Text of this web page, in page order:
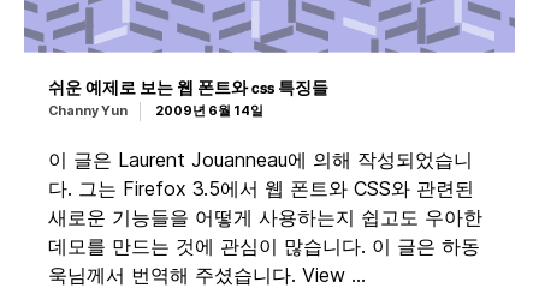
쉬운 예제로 보는 웹 폰트와 css 특징들
Channy Yun 2009년 6월 14일
이 글은 Laurent Jouanneau에 의해 작성되었습니
다. 그는 Firefox 3.5에서 웹 폰트와 CSS와 관련된
새로운 기능들을 어떻게 사용하는지 쉽고도 우아한
데모를 만드는 것에 관심이 많습니다. 이 글은 하동
욱님께서 번역해 주셨습니다. View …